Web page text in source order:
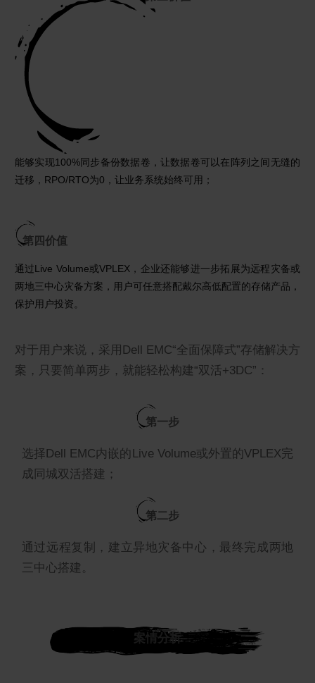
能够实现100%同步备份数据卷，让数据卷可以在阵列之间无缝的
迁移，RPO/RTO为0，让业务系统始终可用；
第四价值
通过Live Volume或VPLEX，企业还能够进一步拓展为远程灾备或
两地三中心灾备方案，用户可任意搭配戴尔高低配置的存储产品，
保护用户投资。
对于用户来说，采用Dell EMC“全面保障式”存储解决方
案，只要简单两步，就能轻松构建“双活+3DC”：
第一步
选择Dell EMC内嵌的Live Volume或外置的VPLEX完
成同城双活搭建；
第二步
通过远程复制，建立异地灾备中心，最终完成两地
三中心搭建。
案情分析